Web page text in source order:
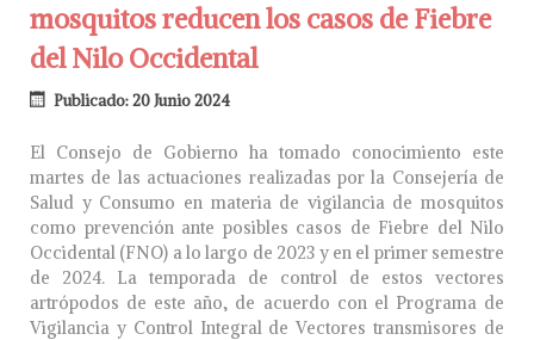
mosquitos reducen los casos de Fiebre
del Nilo Occidental
Publicado: 20 Junio 2024
El Consejo de Gobierno ha tomado conocimiento este
martes de las actuaciones realizadas por la Consejería de
Salud y Consumo en materia de vigilancia de mosquitos
como prevención ante posibles casos de Fiebre del Nilo
Occidental (FNO) a lo largo de 2023 y en el primer semestre
de 2024. La temporada de control de estos vectores
artrópodos de este año, de acuerdo con el Programa de
Vigilancia y Control Integral de Vectores transmisores de